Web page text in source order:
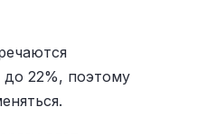
до 22%, поэтому